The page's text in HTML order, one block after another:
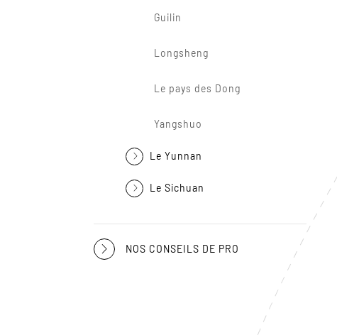
Guilin
Longsheng
Le pays des Dong
Yangshuo
Le Yunnan
Le Sichuan
NOS CONSEILS DE PRO